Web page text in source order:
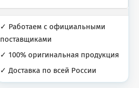
✓ Работаем с официальными
поставщиками
✓ 100% оригинальная продукция
✓ Доставка по всей России